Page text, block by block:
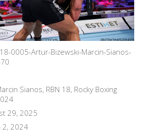
0005-Artur-Bizewski-Marcin-Sianos-
Sianos, RBN 18, Rocky Boxing
29, 2025
2, 2024